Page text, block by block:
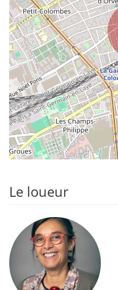
Le loueur